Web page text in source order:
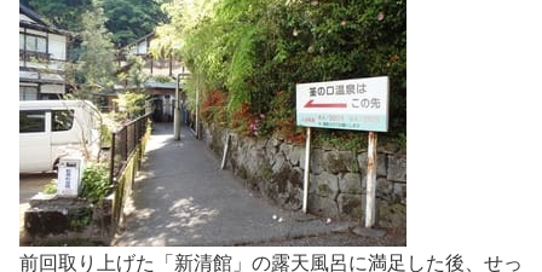
前回取り上げた「新清館」の露天風呂に満足した後、せっ